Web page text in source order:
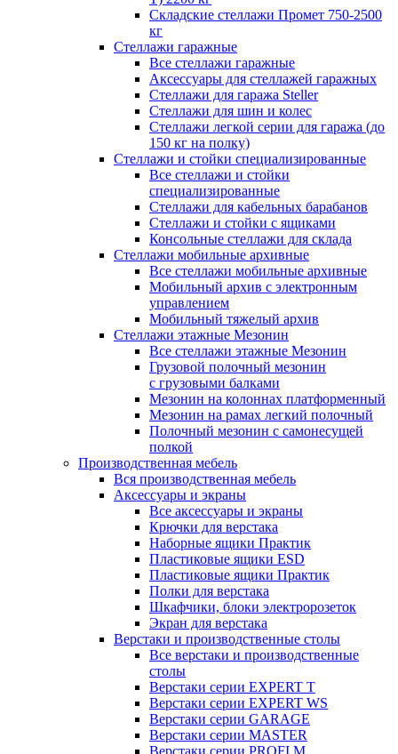
Складские стеллажи Промет 750-2500
кг
Стеллажи гаражные
Все стеллажи гаражные
Аксессуары для стеллажей гаражных
Стеллажи для гаража Steller
Стеллажи для шин и колес
Стеллажи легкой серии для гаража (до
150 кг на полку)
Стеллажи и стойки специализированные
Все стеллажи и стойки
специализированные
Стеллажи для кабельных барабанов
Стеллажи и стойки с ящиками
Консольные стеллажи для склада
Стеллажи мобильные архивные
Все стеллажи мобильные архивные
Мобильный архив с электронным
управлением
Мобильный тяжелый архив
Стеллажи этажные Мезонин
Все стеллажи этажные Мезонин
Грузовой полочный мезонин
с грузовыми балками
Мезонин на колоннах платформенный
Мезонин на рамах легкий полочный
Полочный мезонин с самонесущей
полкой
Производственная мебель
Вся производственная мебель
Аксессуары и экраны
Все аксессуары и экраны
Крючки для верстака
Наборные ящики Практик
Пластиковые ящики ESD
Пластиковые ящики Практик
Полки для верстака
Шкафчики, блоки электророзеток
Экран для верстака
Верстаки и производственные столы
Все верстаки и производственные
столы
Верстаки серии EXPERT T
Верстаки серии EXPERT WS
Верстаки серии GARAGE
Верстаки серии MASTER
Верстаки серии PROFI M